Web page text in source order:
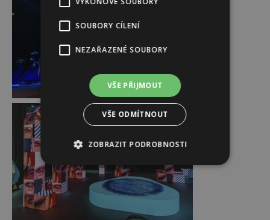
SOUBORY CÍLENÍ
NEZAŘAZENÉ SOUBORY
VŠE PŘIJMOUT
VŠE ODMÍTNOUT
ZOBRAZIT PODROBNOSTI